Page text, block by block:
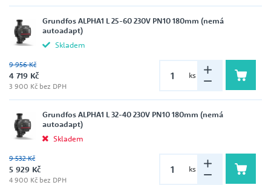
Grundfos ALPHA1 L 25-60 230V PN10 180mm (nemá
autoadapt)
Skladem
9 956 Kč
4 719 Kč
3 900 Kč bez DPH
ks
Grundfos ALPHA1 L 32-40 230V PN10 180mm (nemá
autoadapt)
Skladem
9 532 Kč
5 929 Kč
4 900 Kč bez DPH
ks